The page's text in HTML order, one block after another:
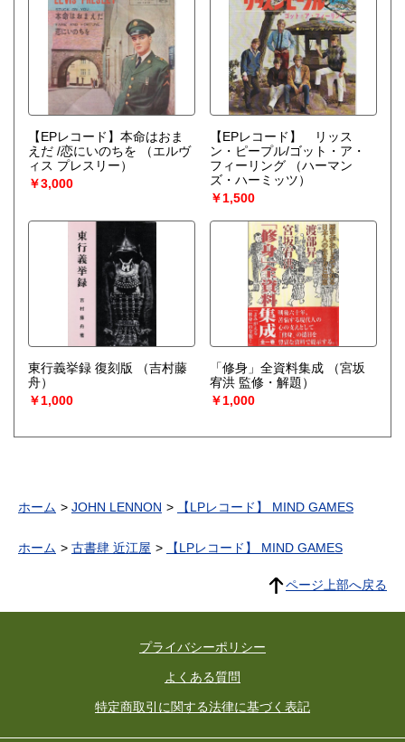
【EPレコード】本命はおま
えだ /恋にいのちを
（エルヴ
ィス プレスリー）
￥3,000
【EPレコード】 リッス
ン・ピープル/ゴット・ア・
フィーリング
（ハーマン
ズ・ハーミッツ）
￥1,500
東行義挙録 復刻版
（吉村藤
舟）
￥1,000
「修身」全資料集成
（宮坂
宥洪 監修・解題）
￥1,000
ホーム JOHN LENNON 【LPレコード】 MIND GAMES
ホーム 古書肆 近江屋 【LPレコード】 MIND GAMES
ページ上部へ戻る
プライバシーポリシー
よくある質問
特定商取引に関する法律に基づく表記